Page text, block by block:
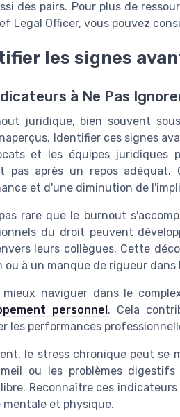
des pairs. Pour plus de
Legal Officer, vous pouvez
les signes
à Ne Pas
juridique, bien souvent
Identifier ces signes
et les équipes juridiques
pas après un repos
et d'une diminution de
pas rare que le burnout
du droit peuvent
leurs collègues. Cette
ou à un manque de rigueur
naviguer dans le
personnel . Cela
les performances
le stress chronique peut se
ou les problèmes
Reconnaître ces
mentale et physique.